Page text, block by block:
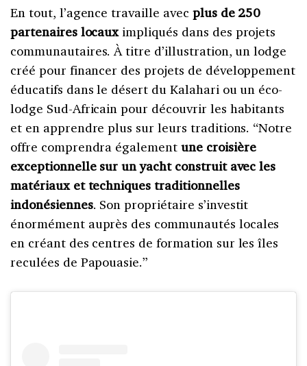
En tout, l’agence travaille avec plus de 250
partenaires locauximpliqués dans des projets
communautaires. À titre d’illustration, un lodge
créé pour financer des projets de développement
éducatifs dans le désert du Kalahari ou un éco-
lodge Sud-Africain pour découvrir les habitants
et en apprendre plus sur leurs traditions. “Notre
offre comprendra également une croisière
exceptionnelle sur un yacht construit avec les
matériaux et techniques traditionnelles
indonésiennes. Son propriétaire s’investit
énormément auprès des communautés locales
en créant des centres de formation sur les îles
reculées de Papouasie.”